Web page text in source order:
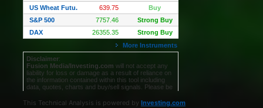
This Technical Analysis is powered by Investing.com